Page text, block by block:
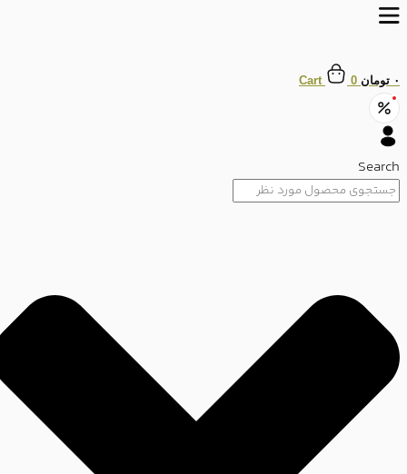
پرش
به
تومان 0
Cart
Search